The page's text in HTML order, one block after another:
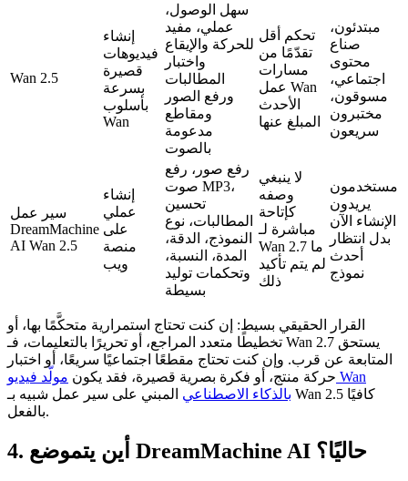
Wan 2.5
إنشاء
فيديوهات
قصيرة
بسرعة
بأسلوب
Wan
سهل الوصول،
عملي، مفيد
للحركة والإيقاع
واختبار
المطالبات
ورفع الصور
ومقاطع
مدعومة
بالصوت
تحكم أقل
تقدّمًا من
مسارات
عمل Wan
الأحدث
المبلغ عنها
مبتدئون،
صناع
محتوى
اجتماعي،
مسوقون،
مختبرون
سريعون
سير عمل
DreamMachine
AI Wan 2.5
إنشاء
عملي
على
منصة
ويب
رفع صور، رفع
صوت MP3،
تحسين
المطالبات، نوع
النموذج، الدقة،
المدة، النسبة،
وتحكمات توليد
بسيطة
لا ينبغي
وصفه
كإتاحة
مباشرة لـ
Wan 2.7 ما
لم يتم تأكيد
ذلك
مستخدمون
يريدون
الإنشاء الآن
بدل انتظار
أحدث
نموذج
القرار الحقيقي بسيط: إن كنت تحتاج استمرارية متحكَّمًا بها، أو
تخطيطًا متعدد المراجع، أو تحريرًا بالتعليمات، فـ Wan 2.7 يستحق
المتابعة عن قرب. وإن كنت تحتاج مقطعًا اجتماعيًا سريعًا، أو اختبار
حركة منتج، أو فكرة بصرية قصيرة، فقد يكون مولّد فيديو Wan
بالذكاء الاصطناعي المبني على سير عمل شبيه بـ Wan 2.5 كافيًا
بالفعل.
4. أين يتموضع DreamMachine AI حاليًا؟